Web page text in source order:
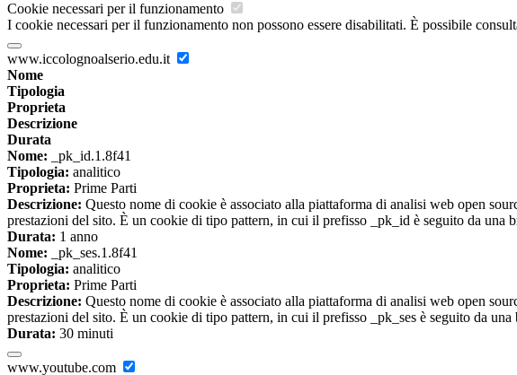
Cookie necessari per il funzionamento
I cookie necessari per il funzionamento non possono essere disabilitati. È possibile
www.iccolognoalserio.edu.it
Nome
Tipologia
Proprieta
Descrizione
Durata
Nome: _pk_id.1.8f41
Tipologia: analitico
Proprieta: Prime Parti
Descrizione: Questo nome di cookie è associato alla piattaforma di analisi web open
prestazioni del sito. È un cookie di tipo pattern, in cui il prefisso _pk_id è seguito da
Durata: 1 anno
Nome: _pk_ses.1.8f41
Tipologia: analitico
Proprieta: Prime Parti
Descrizione: Questo nome di cookie è associato alla piattaforma di analisi web open
prestazioni del sito. È un cookie di tipo pattern, in cui il prefisso _pk_ses è seguito da
Durata: 30 minuti
www.youtube.com